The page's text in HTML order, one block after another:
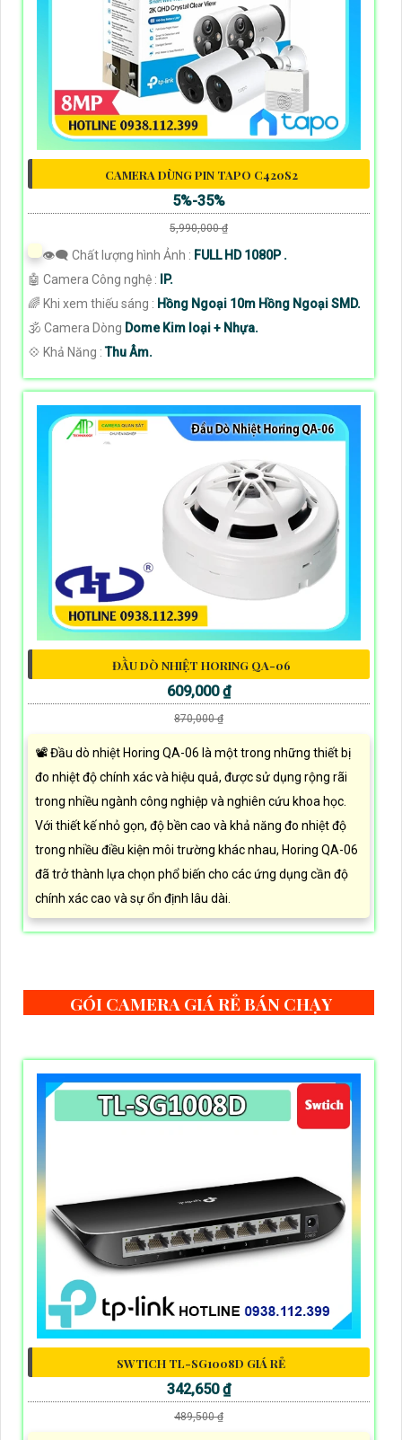
CAMERA DÙNG PIN TAPO C420S2
5%-35%
5,990,000 ₫
👁️‍🗨 Chất lượng hình Ảnh : FULL HD 1080P .
🤖️ Camera Công nghệ : IP.
🌈 Khi xem thiếu sáng : Hồng Ngoại 10m Hồng Ngoại SMD.
🕉️ Camera Dòng Dome Kim loại + Nhựa.
️💠 Khả Năng :Thu Âm.
ĐẦU DÒ NHIỆT HORING QA-06
609,000 ₫
870,000 ₫
📽 Đầu dò nhiệt Horing QA-06 là một trong những thiết bị
đo nhiệt độ chính xác và hiệu quả, được sử dụng rộng rãi
trong nhiều ngành công nghiệp và nghiên cứu khoa học.
Với thiết kế nhỏ gọn, độ bền cao và khả năng đo nhiệt độ
trong nhiều điều kiện môi trường khác nhau, Horing QA-06
đã trở thành lựa chọn phổ biến cho các ứng dụng cần độ
chính xác cao và sự ổn định lâu dài.
GÓI CAMERA GIÁ RẺ BÁN CHẠY
SWTICH TL-SG1008D GIÁ RẺ
342,650 ₫
489,500 ₫